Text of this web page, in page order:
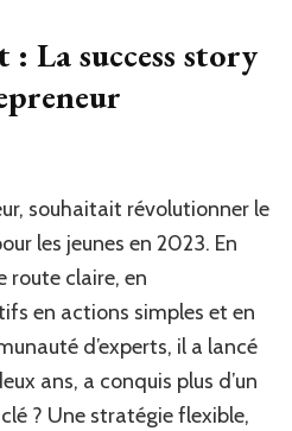
: La success story
souhaitait révolutionner le
les jeunes en 2023. En
route claire, en
en actions simples et en
d’experts, il a lancé
ans, a conquis plus d’un
? Une stratégie flexible,